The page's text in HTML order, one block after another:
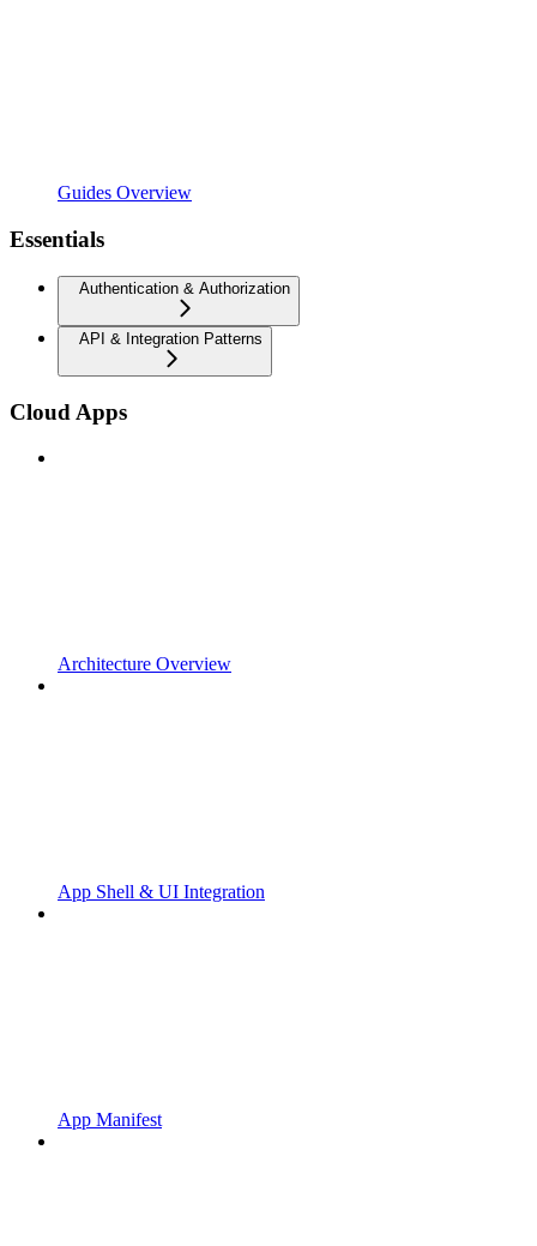
Guides Overview
Essentials
Authentication & Authorization
API & Integration Patterns
Cloud Apps
Architecture Overview
App Shell & UI Integration
App Manifest